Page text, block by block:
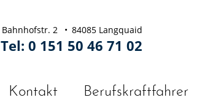
Bahnhofstr. 2 84085 Langquaid
Tel:0 151 50 46 71 02
Kontakt Berufskraftfahrer